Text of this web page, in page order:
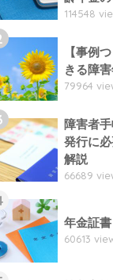
114548
【事例
きる障
79964
障害者
発行に
解説
66689
年金証書
60613